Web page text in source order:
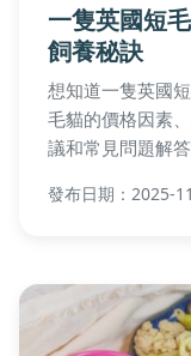
一隻英國短
飼養秘訣
想知道一隻英國
毛貓的價格因素
議和常見問題解
發布日期：2025-